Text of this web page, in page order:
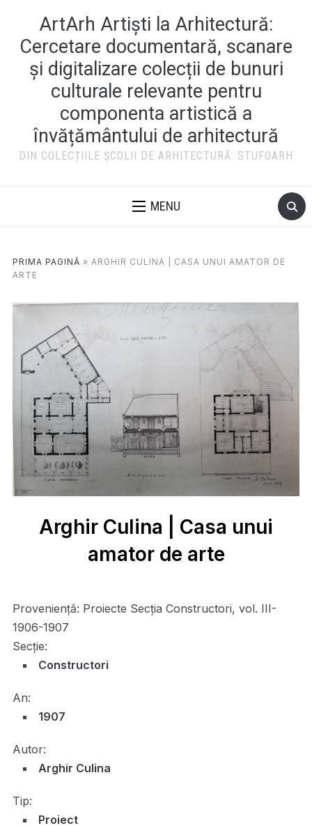
ArtArh Artiști la Arhitectură:
Cercetare documentară, scanare
și digitalizare colecții de bunuri
culturale relevante pentru
componenta artistică a
învățământului de arhitectură
DIN COLECȚIILE ȘCOLII DE ARHITECTURĂ: STUFOARH
MENU
PRIMA PAGINĂ » ARGHIR CULINA | CASA UNUI AMATOR DE
ARTE
Arghir Culina | Casa unui
amator de arte
Proveniență: Proiecte Secţia Constructori, vol. III-
1906-1907
Secție:
Constructori
An:
1907
Autor:
Arghir Culina
Tip:
Proiect